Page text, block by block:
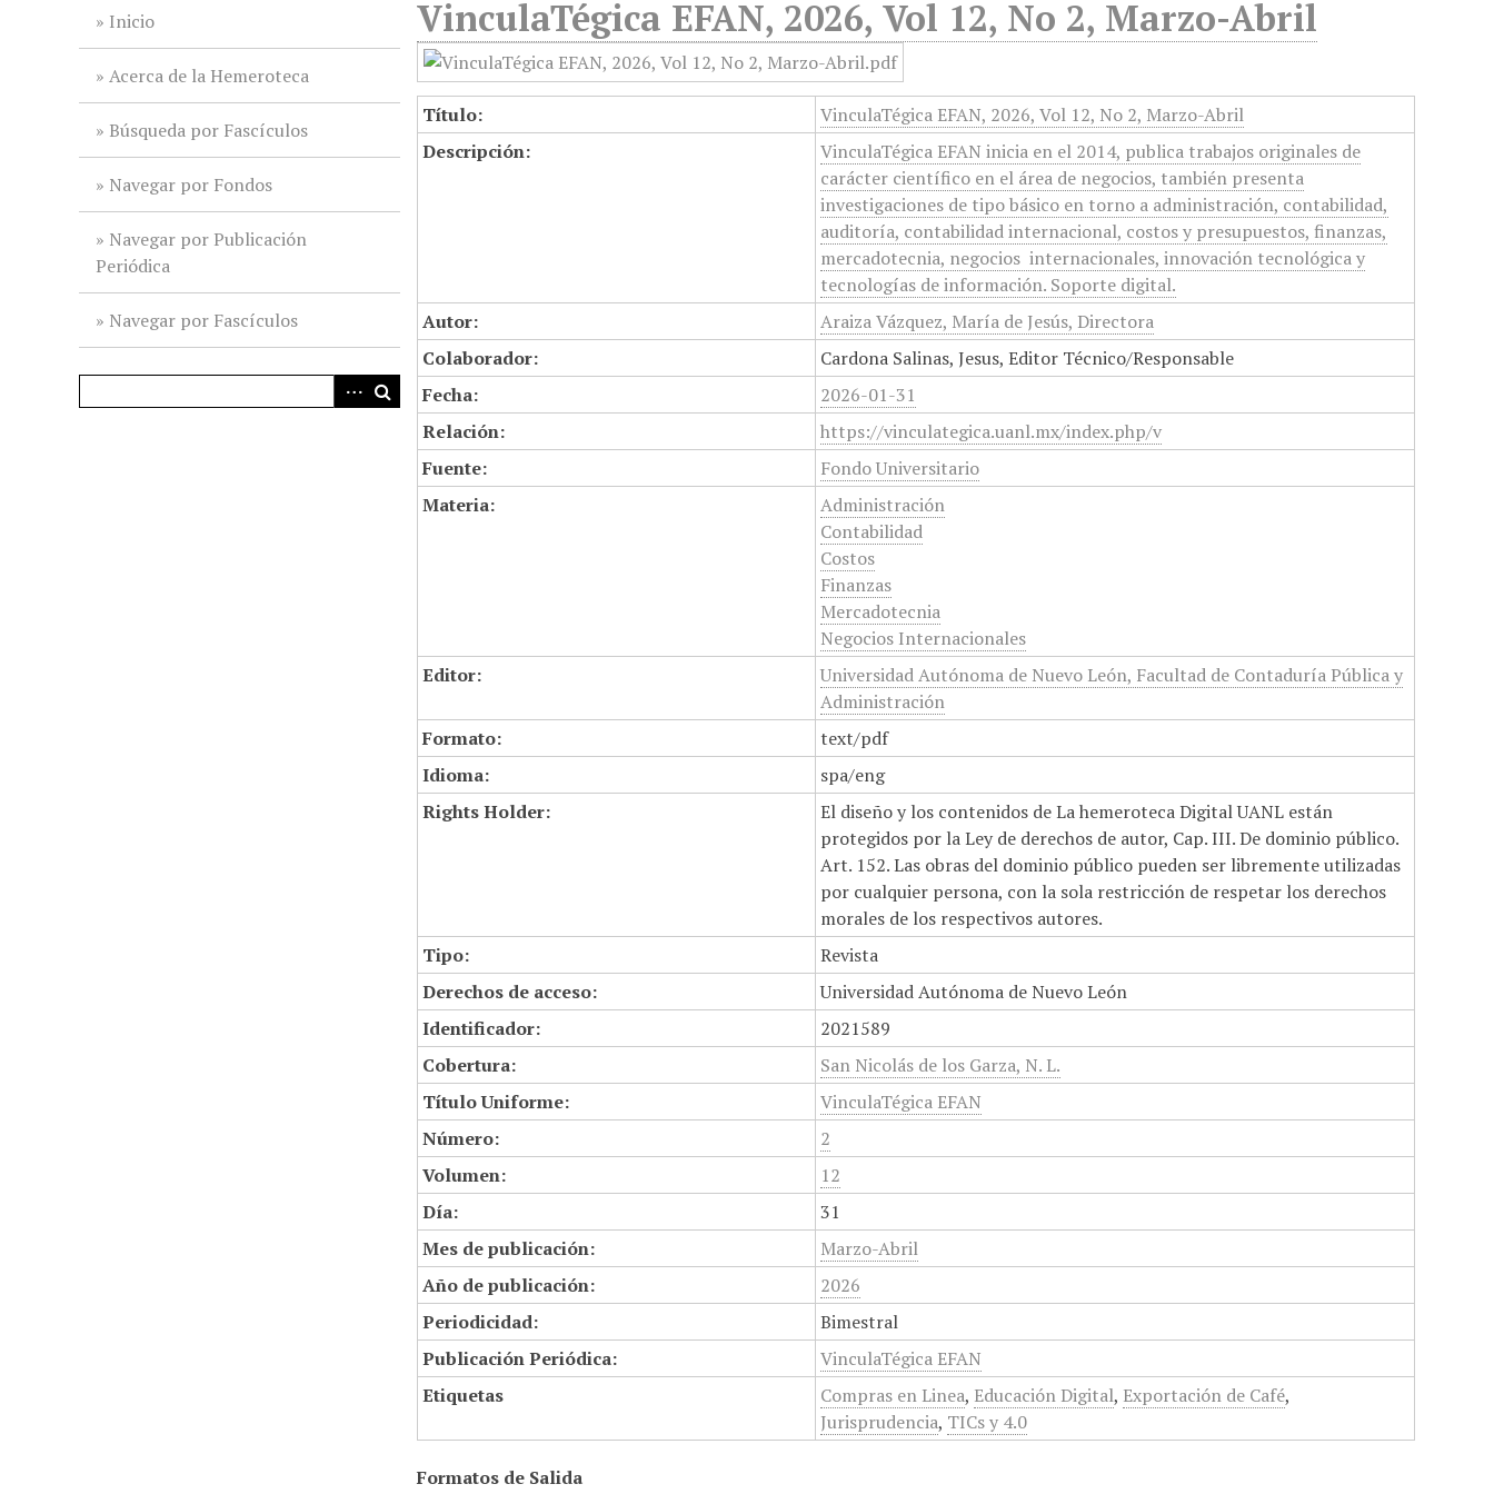
Inicio
Acerca de la Hemeroteca
Búsqueda por Fascículos
Navegar por Fondos
Navegar por Publicación
Periódica
Navegar por Fascículos
VinculaTégica EFAN, 2026, Vol 12, No 2, Marzo-Abril
Título:
VinculaTégica EFAN, 2026, Vol 12, No 2, Marzo-Abril
Descripción:
VinculaTégica EFAN inicia en el 2014, publica trabajos originales de
carácter científico en el área de negocios, también presenta
investigaciones de tipo básico en torno a administración, contabilidad,
auditoría, contabilidad internacional, costos y presupuestos, finanzas,
mercadotecnia, negocios internacionales, innovación tecnológica y
tecnologías de información. Soporte digital.
Autor:
Araiza Vázquez, María de Jesús, Directora
Colaborador:
Cardona Salinas, Jesus, Editor Técnico/Responsable
Fecha:
2026-01-31
Relación:
https://vinculategica.uanl.mx/index.php/v
Fuente:
Fondo Universitario
Materia:
Administración
Contabilidad
Costos
Finanzas
Mercadotecnia
Negocios Internacionales
Editor:
Universidad Autónoma de Nuevo León, Facultad de Contaduría Pública y
Administración
Formato:
text/pdf
Idioma:
spa/eng
Rights Holder:
El diseño y los contenidos de La hemeroteca Digital UANL están
protegidos por la Ley de derechos de autor, Cap. III. De dominio público.
Art. 152. Las obras del dominio público pueden ser libremente utilizadas
por cualquier persona, con la sola restricción de respetar los derechos
morales de los respectivos autores.
Tipo:
Revista
Derechos de acceso:
Universidad Autónoma de Nuevo León
Identificador:
2021589
Cobertura:
San Nicolás de los Garza, N. L.
Título Uniforme:
VinculaTégica EFAN
Número:
2
Volumen:
12
Día:
31
Mes de publicación:
Marzo-Abril
Año de publicación:
2026
Periodicidad:
Bimestral
Publicación Periódica:
VinculaTégica EFAN
Etiquetas
Compras en Linea, Educación Digital, Exportación de Café,
Jurisprudencia, TICs y 4.0
Formatos de Salida